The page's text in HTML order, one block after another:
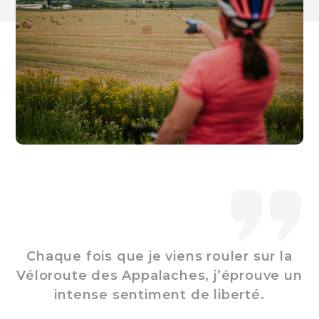
Chaque fois que je viens rouler sur la
Véloroute des Appalaches, j’éprouve un
intense sentiment de liberté.